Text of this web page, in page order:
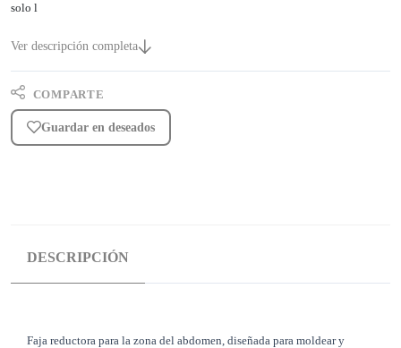
solo l
Ver descripción completa
COMPARTE
Guardar en deseados
DESCRIPCIÓN
Faja reductora para la zona del abdomen, diseñada para moldear y